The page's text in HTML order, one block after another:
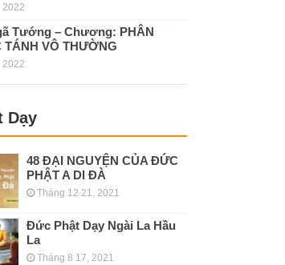
2022
Tướng – Chương: PHÂN
VÔ THƯỜNG
2022
Dạy
48 ĐẠI NGUYỆN CỦA ĐỨC
PHẬT A DI ĐÀ
Tháng 12 21, 2021
Đức Phật Dạy Ngài La Hầu
La
Tháng 8 17, 2021